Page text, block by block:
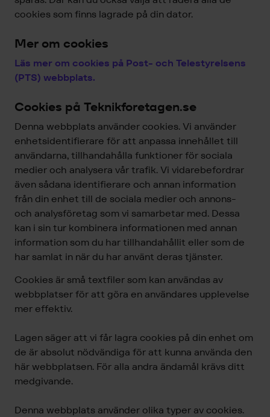
cookies som finns lagrade på din dator.
Mer om cookies
Läs mer om cookies på Post- och Telestyrelsens
(PTS) webbplats.
Cookies på Teknikforetagen.se
Denna webbplats använder cookies. Vi använder
enhetsidentifierare för att anpassa innehållet till
användarna, tillhandahålla funktioner för sociala
medier och analysera vår trafik. Vi vidarebefordrar
även sådana identifierare och annan information
från din enhet till de sociala medier och annons-
och analysföretag som vi samarbetar med. Dessa
kan i sin tur kombinera informationen med annan
information som du har tillhandahållit eller som de
har samlat in när du har använt deras tjänster.
Cookies är små textfiler som kan användas av
webbplatser för att göra en användares upplevelse
mer effektiv.
Lagen säger att vi får lagra cookies på din enhet om
de är absolut nödvändiga för att kunna använda den
här webbplatsen. För alla andra ändamål krävs ditt
medgivande.
Denna webbplats använder olika typer av cookies.